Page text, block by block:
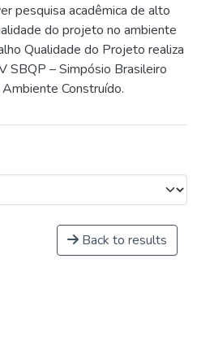
pesquisa acadêmica de alto
do projeto no ambiente
Qualidade do Projeto realiza
SBQP – Simpósio Brasileiro
Construído.
Back to results